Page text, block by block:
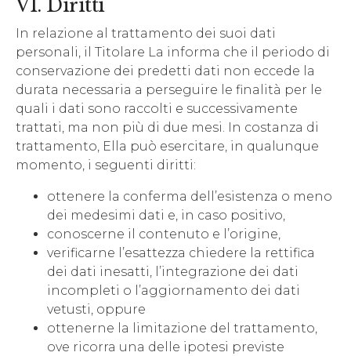
VI. Diritti
In relazione al trattamento dei suoi dati
personali, il Titolare La informa che il periodo di
conservazione dei predetti dati non eccede la
durata necessaria a perseguire le finalità per le
quali i dati sono raccolti e successivamente
trattati, ma non più di due mesi. In costanza di
trattamento, Ella può esercitare, in qualunque
momento, i seguenti diritti:
ottenere la conferma dell’esistenza o meno
dei medesimi dati e, in caso positivo,
conoscerne il contenuto e l’origine,
verificarne l’esattezza chiedere la rettifica
dei dati inesatti, l’integrazione dei dati
incompleti o l’aggiornamento dei dati
vetusti, oppure
ottenerne la limitazione del trattamento,
ove ricorra una delle ipotesi previste